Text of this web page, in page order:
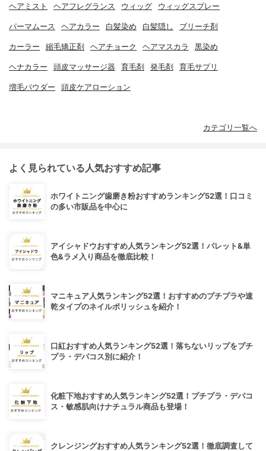
ヘアミスト ヘアフレグランス ウィッグ ウィッグスプレー
パーマムース ヘアカラー 白髪染め 白髪隠し ブリーチ剤
カーラー 縮毛矯正剤 ヘアチョーク ヘアマスカラ 黒染め
ヘナカラー 頭皮マッサージ器 育毛剤 発毛剤 育毛サプリ
増毛パウダー 頭皮ケアローション
カテゴリ一覧へ
よく見られている人気おすすめ記事
ホワイトニング歯磨き粉おすすめランキング52選！口コミ
の多い市販品を中心に
アイシャドウおすすめ人気ランキング52選！パレット&単
色&ラメ入り商品を徹底比較！
マニキュア人気ランキング52選！おすすめのプチプラや速
乾タイプのネイルポリッシュを紹介！
口紅おすすめ人気ランキング52選！落ちないリップをプチ
プラ・デパコス別に紹介！
化粧下地おすすめ人気ランキング52選！プチプラ・デパコ
ス・敏感肌向けナチュラル商品も登場！
クレンジングおすすめ人気ランキング52選！徹底調査して